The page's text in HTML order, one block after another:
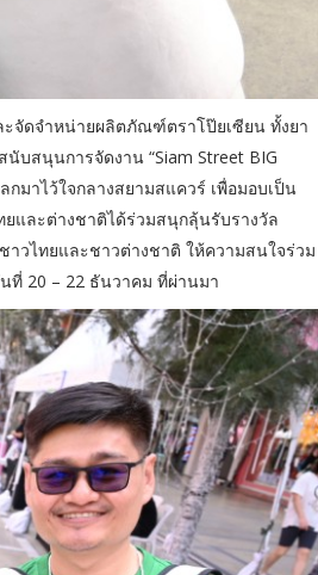
ะจัดจำหน่ายผลิตภัณฑ์ตราโป๊ยเซียน ทั้งยา
สนุนการจัดงาน “Siam Street BIG
มาไว้ใจกลางสยามสแควร์ เพื่อมอบเป็น
และต่างชาติได้ร่วมสนุกลุ้นรับรางวัล
าวไทยและชาวต่างชาติ ให้ความสนใจร่วม
20 – 22 ธันวาคม ที่ผ่านมา